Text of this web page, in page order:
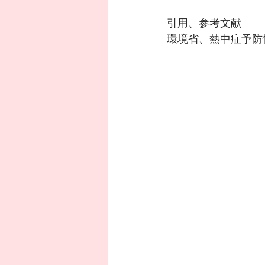
引用、参考文献
環境省、熱中症予防